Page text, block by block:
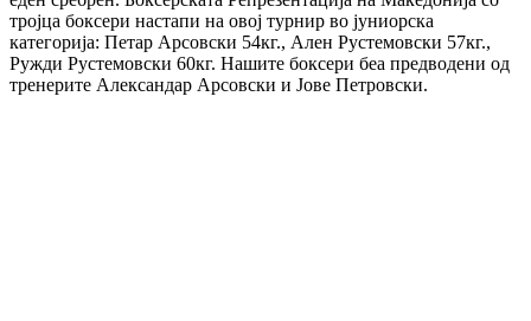
тројца боксери настапи на овој турнир во јуниорска
категорија: Петар Арсовски 54кг., Ален Рустемовски 57кг.,
Ружди Рустемовски 60кг. Нашите боксери беа предводени од
тренерите Александар Арсовски и Јове Петровски.